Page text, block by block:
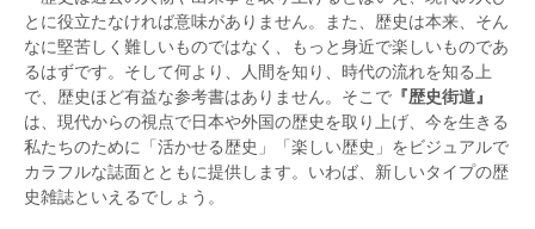
とに役立たなければ意味がありません。また、歴史は本来、そん
なに堅苦しく難しいものではなく、もっと身近で楽しいものであ
るはずです。そして何より、人間を知り、時代の流れを知る上
で、歴史ほど有益な参考書はありません。そこで 『歴史街道』
は、現代からの視点で日本や外国の歴史を取り上げ、今を生きる
私たちのために「活かせる歴史」「楽しい歴史」をビジュアルで
カラフルな誌面とともに提供します。いわば、新しいタイプの歴
史雑誌といえるでしょう。